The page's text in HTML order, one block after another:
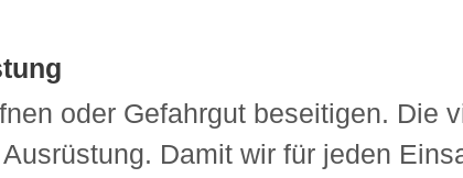
oder Gefahrgut beseitigen. Die
Damit wir für jeden